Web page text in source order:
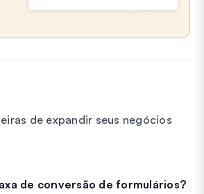
de expandir seus negócios
de conversão de formulários?